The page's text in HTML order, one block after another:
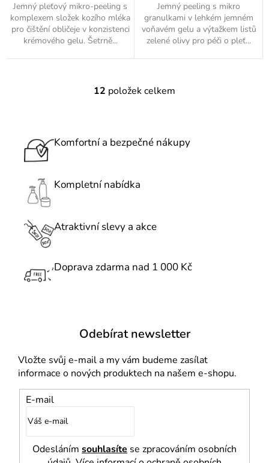
Jemný pleťový mikro-peeling s
komplexem složek kozího mléka
pro čištění obličeje v konzistenci
krémového gelu. Šetrně...
Jemný peeling s mikro
granulkami v lehkém jemném
voňavém gelu a výtažkem listů
zelené olivy pro péči o pleť...
O
á
c
r
y
i
s
u
12 položek celkem
Komfortní a bezpečné nákupy
Kompletní nabídka
Atraktivní slevy a akce
Doprava zdarma nad 1 000 Kč
Odebírat newsletter
Vložte svůj e-mail a my vám budeme zasílat
informace o nových produktech na našem e-shopu.
E-mail
Odesláním souhlasíte se zpracováním osobních